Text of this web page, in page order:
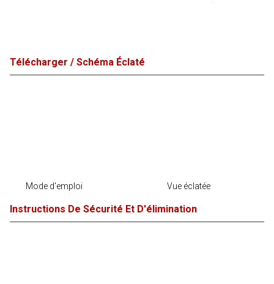
Télécharger / Schéma Éclaté
Mode d'emploi Vue éclatée
Instructions De Sécurité Et D'élimination